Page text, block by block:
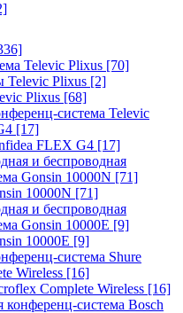
Televic Plixus [70]
Televic Plixus [2]
Plixus [68]
система Televic
[17]
FLEX G4 [17]
и беспроводная
Gonsin 10000N [71]
10000N [71]
и беспроводная
Gonsin 10000E [9]
10000E [9]
система Shure
Wireless [16]
Complete Wireless [16]
система Bosch